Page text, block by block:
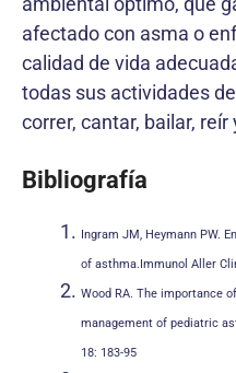
afectado con asma o
calidad de vida
todas sus actividades
correr, cantar, bailar,
Bibliografía
Ingram JM, Heymann PW.
of asthma.Immunol Aller
Wood RA. The importance
management of pediatric
18: 183-95